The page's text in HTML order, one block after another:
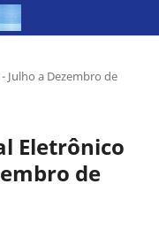
Julho a Dezembro de
Eletrônico
de